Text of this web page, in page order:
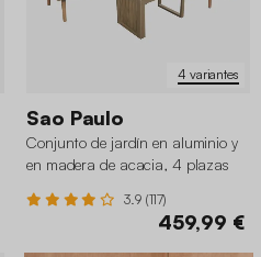
4 variantes
Sao Paulo
Conjunto de jardín en aluminio y
en madera de acacia, 4 plazas
3.9 (117)
459,99 €